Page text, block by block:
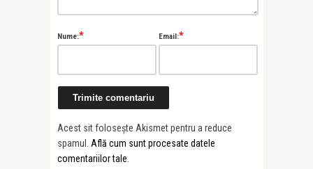
Nume:* Email:*
Acest sit folosește Akismet pentru a reduce
spamul. Află cum sunt procesate datele
comentariilor tale.